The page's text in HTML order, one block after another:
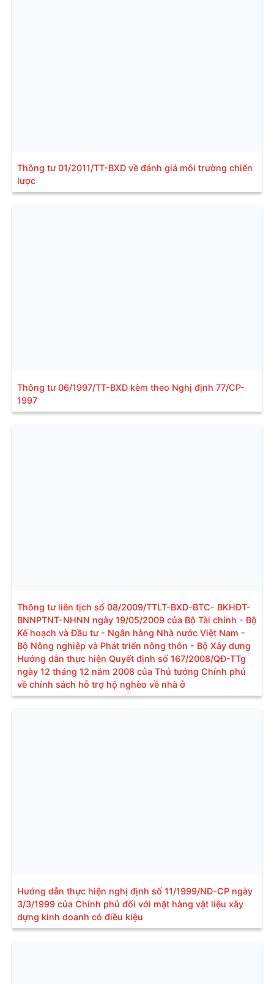
Thông tư 01/2011/TT-BXD về đánh giá môi trường chiến
lược
Thông tư 06/1997/TT-BXD kèm theo Nghị định 77/CP-
1997
Thông tư liên tịch số 08/2009/TTLT-BXD-BTC- BKHĐT-
BNNPTNT-NHNN ngày 19/05/2009 của Bộ Tài chính - Bộ
Kế hoạch và Đầu tư - Ngân hàng Nhà nước Việt Nam -
Bộ Nông nghiệp và Phát triển nông thôn - Bộ Xây dựng
Hướng dẫn thực hiện Quyết định số 167/2008/QĐ-TTg
ngày 12 tháng 12 năm 2008 của Thủ tướng Chính phủ
về chính sách hỗ trợ hộ nghèo về nhà ở
Hướng dẫn thực hiện nghị định số 11/1999/NĐ-CP ngày
3/3/1999 của Chính phủ đối với mặt hàng vật liệu xây
dựng kinh doanh có điều kiệu